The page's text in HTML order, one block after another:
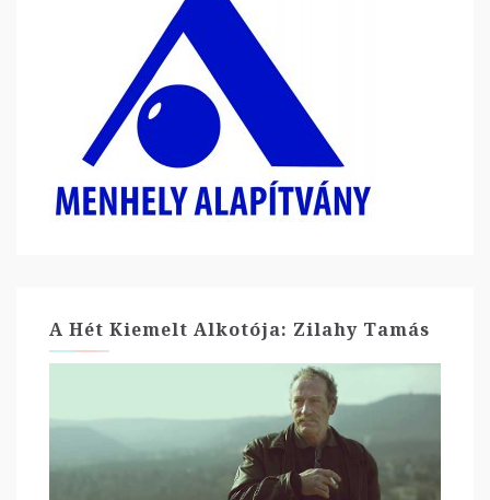
A Hét Kiemelt Alkotója: Zilahy Tamás